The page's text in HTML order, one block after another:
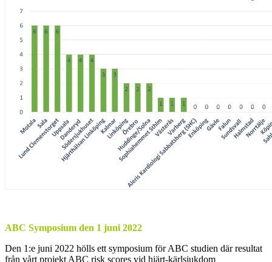
ABC Symposium den 1 juni 2022
Den 1:e juni 2022 hölls ett symposium för ABC studien där resultat
från vårt projekt ABC risk scores vid hjärt-kärlsjukdom